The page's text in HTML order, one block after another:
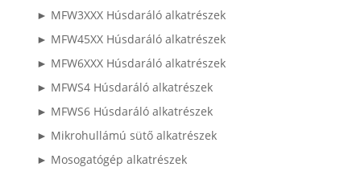
► MFW3XXX Húsdaráló alkatrészek
► MFW45XX Húsdaráló alkatrészek
► MFW6XXX Húsdaráló alkatrészek
► MFWS4 Húsdaráló alkatrészek
► MFWS6 Húsdaráló alkatrészek
► Mikrohullámú sütő alkatrészek
► Mosogatógép alkatrészek